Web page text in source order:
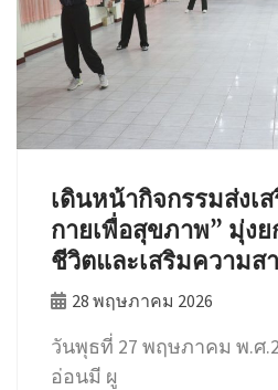
เดินหน้ากิจกรรมส่งเ
กายเพื่อสุขภาพ” มุ่ง
ชีวิตและเสริมความ
28 พฤษภาคม 2026
วันพุธที่ 27 พฤษภาคม พ.ศ
อ่อนมี ผู